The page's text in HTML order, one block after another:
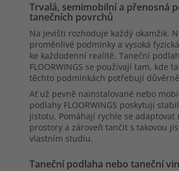
Trvalá, semimobilní a přenosná
tanečních povrchů
Na jevišti rozhoduje každý okamžik.
proměnlivé podmínky a vysoká
ke každodenní realitě. Taneční
FLOORWINGS se používají tam, kde
těchto podmínkách potřebují
Ať už pevně nainstalované nebo
podlahy FLOORWINGS poskytují
jistotu. Pomáhají rychle se adaptovat
prostory a zároveň tančit s takovou
vlastním studiu.
Taneční podlaha nebo taneční